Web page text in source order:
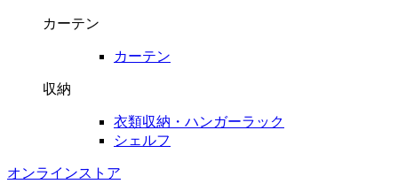
カーテン
カーテン
収納
衣類収納・ハンガーラック
シェルフ
オンラインストア